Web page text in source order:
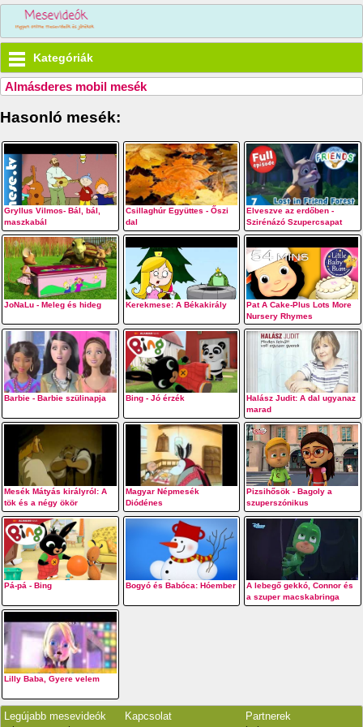
Kategóriák
Almásderes mobil mesék
Hasonló mesék:
Gryllus Vilmos- Bál, bál,
maszkabál
Csillaghúr Együttes - Őszi
dal
Elveszve az erdőben -
Szirénázó Szupercsapat
JoNaLu - Meleg és hideg Kerekmese: A Békakirály
Pat A Cake-Plus Lots More
Nursery Rhymes
Barbie - Barbie szülinapja Bing - Jó érzék
Halász Judit: A dal ugyanaz
marad
Mesék Mátyás királyról: A
tök és a négy ökör
Magyar Népmesék
Diódénes
Pizsihősök - Bagoly a
szuperszónikus
Pá-pá - Bing Bogyó és Babóca: Hóember
A lebegő gekkó, Connor és
a szuper macskabringa
Lilly Baba, Gyere velem
Legújabb mesevideók Kapcsolat Partnerek